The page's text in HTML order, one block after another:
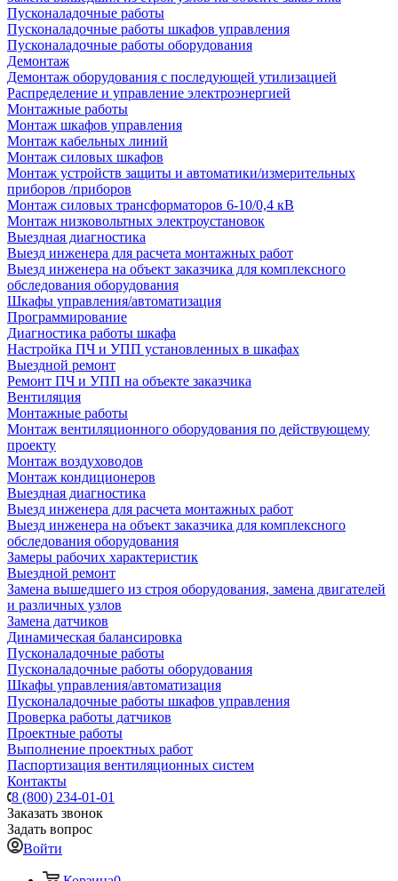
Пусконаладочные работы
Пусконаладочные работы шкафов управления
Пусконаладочные работы оборудования
Демонтаж
Демонтаж оборудования с последующей утилизацией
Распределение и управление электроэнергией
Монтажные работы
Монтаж шкафов управления
Монтаж кабельных линий
Монтаж силовых шкафов
Монтаж устройств защиты и автоматики/измерительных
приборов /приборов
Монтаж силовых трансформаторов 6-10/0,4 кВ
Монтаж низковольтных электроустановок
Выездная диагностика
Выезд инженера для расчета монтажных работ
Выезд инженера на объект заказчика для комплексного
обследования оборудования
Шкафы управления/автоматизация
Программирование
Диагностика работы шкафа
Настройка ПЧ и УПП установленных в шкафах
Выездной ремонт
Ремонт ПЧ и УПП на объекте заказчика
Вентиляция
Монтажные работы
Монтаж вентиляционного оборудования по действующему
проекту
Монтаж воздуховодов
Монтаж кондиционеров
Выездная диагностика
Выезд инженера для расчета монтажных работ
Выезд инженера на объект заказчика для комплексного
обследования оборудования
Замеры рабочих характеристик
Выездной ремонт
Замена вышедшего из строя оборудования, замена двигателей
и различных узлов
Замена датчиков
Динамическая балансировка
Пусконаладочные работы
Пусконаладочные работы оборудования
Шкафы управления/автоматизация
Пусконаладочные работы шкафов управления
Проверка работы датчиков
Проектные работы
Выполнение проектных работ
Паспортизация вентиляционных систем
Контакты
8 (800) 234-01-01
Заказать звонок
Задать вопрос
Войти